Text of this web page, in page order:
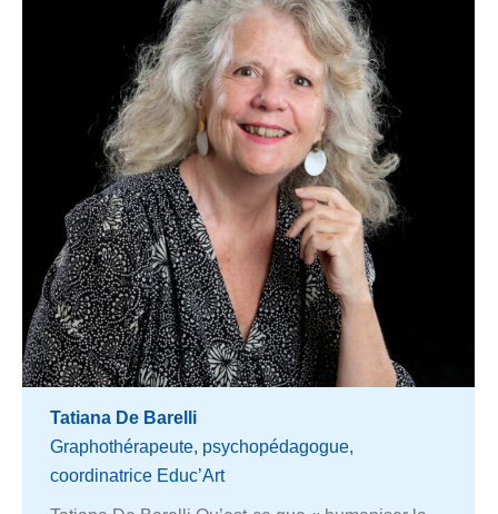
Tatiana De Barelli
Graphothérapeute, psychopédagogue,
coordinatrice Educ’Art